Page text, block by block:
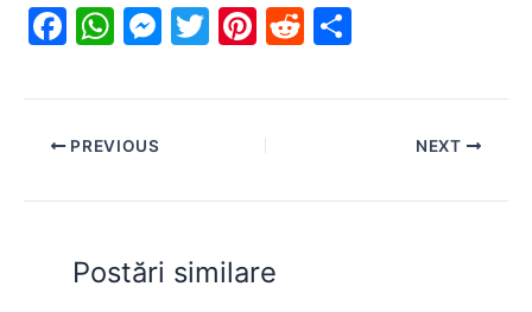
F
c
e
o
o
k
W
at
s
p
p
M
s
n
g
er
T
itt
Pi
er
e
R
d ar
PREVIOUS NEXT
Postări similare